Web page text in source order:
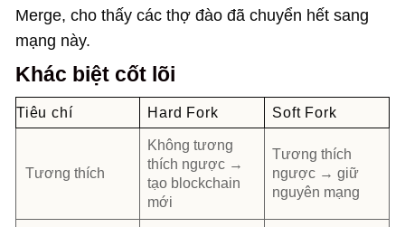
Merge, cho thấy các thợ đào đã chuyển hết sang
mạng này.
Khác biệt cốt lõi
Tiêu chí Hard Fork Soft Fork
Tương thích
Không tương
thích ngược →
tạo blockchain
mới
Tương thích
ngược → giữ
nguyên mạng